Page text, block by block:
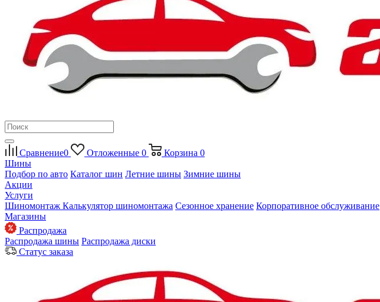
Сравнение0 Отложенные 0 Корзина 0
Шины
Подбор по авто Каталог шин Летние шины Зимние шины
Акции
Услуги
Шиномонтаж Калькулятор шиномонтажа Сезонное хранение Корпоративное обслуживание
Магазины
Распродажа
Распродажа шины Распродажа диски
Статус заказа